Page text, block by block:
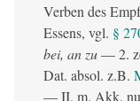
Verben des
Essens, vgl. §
bei, an zu— 2.
Dat. absol. z.B.
— II. m. Akk.